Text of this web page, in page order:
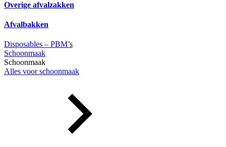
Overige afvalzakken
Afvalbakken
Disposables – PBM’s
Schoonmaak
Schoonmaak
Alles voor schoonmaak